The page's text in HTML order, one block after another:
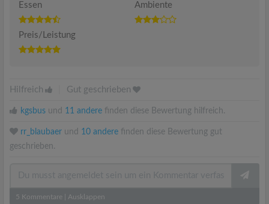
Essen Ambiente
Preis/Leistung
Hilfreich Gut geschrieben
kgsbus und 11 andere finden diese Bewertung hilfreich.
rr_blaubaer und 10 andere finden diese Bewertung gut
geschrieben.
5 Kommentare Ausklappen